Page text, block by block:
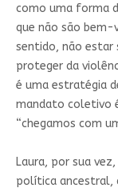
como uma forma
que não são bem-
sentido, não estar
proteger da
é uma estratégia
mandato coletivo
“chegamos com
Laura, por sua
política ancestral,